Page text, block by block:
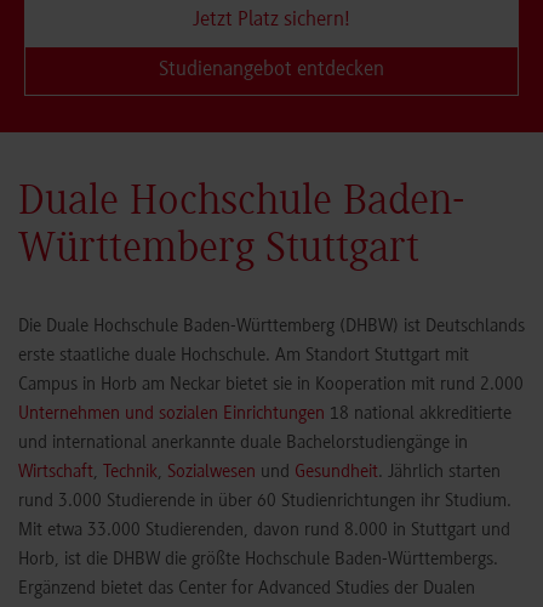
Jetzt Platz sichern!
Studienangebot entdecken
Duale Hochschule Baden-
Württemberg Stuttgart
Die Duale Hochschule Baden-Württemberg (DHBW) ist Deutschlands
erste staatliche duale Hochschule. Am Standort Stuttgart mit
Campus in Horb am Neckar bietet sie in Kooperation mit rund 2.000
Unternehmen und sozialen Einrichtungen 18 national akkreditierte
und international anerkannte duale Bachelorstudiengänge in
Wirtschaft, Technik, Sozialwesen und Gesundheit. Jährlich starten
rund 3.000 Studierende in über 60 Studienrichtungen ihr Studium.
Mit etwa 33.000 Studierenden, davon rund 8.000 in Stuttgart und
Horb, ist die DHBW die größte Hochschule Baden-Württembergs.
Ergänzend bietet das Center for Advanced Studies der Dualen